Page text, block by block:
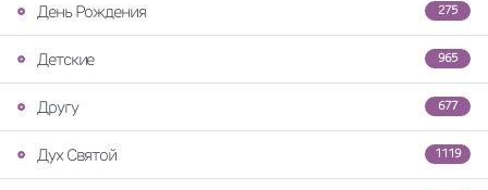
275
День Рождения
965
Детские
677
Другу
1119
Дух Святой